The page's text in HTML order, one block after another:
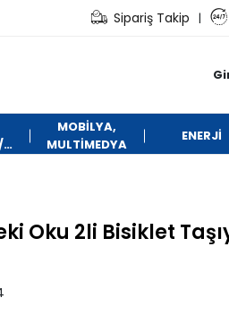
Sipariş Takip |
MOBİLYA,
MULTİMEDYA
ENERJİ
Oku 2li Bisiklet